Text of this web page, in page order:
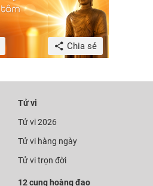
Chia sẻ
Tử vi
Tử vi 2026
Tử vi hàng ngày
Tử vi trọn đời
12 cung hoàng đạo